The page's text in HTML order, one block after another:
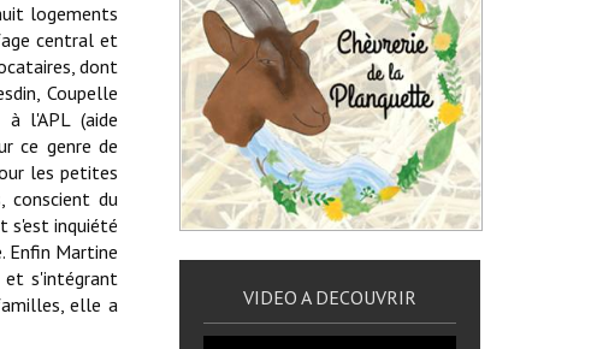
logements
central et
dont
Coupelle
à l'APL (aide
ce genre de
les petites
conscient du
s'est inquiété
Enfin Martine
et s'intégrant
elle a
VIDEO A DECOUVRIR